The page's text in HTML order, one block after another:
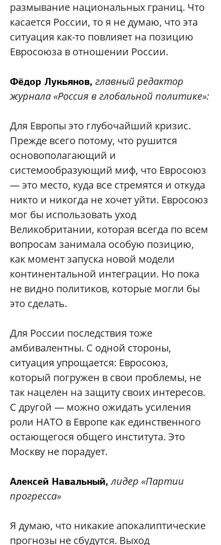
размывание национальных границ. Что
касается России, то я не думаю, что эта
ситуация как-то повлияет на позицию
Евросоюза в отношении России.
Фёдор Лукьянов, главный редактор
журнала «Россия в глобальной политике»:
Для Европы это глубочайший кризис.
Прежде всего потому, что рушится
основополагающий и
системообразующий миф, что Евросоюз
— это место, куда все стремятся и откуда
никто и никогда не хочет уйти. Евросоюз
мог бы использовать уход
Великобритании, которая всегда по всем
вопросам занимала особую позицию,
как момент запуска новой модели
континентальной интеграции. Но пока
не видно политиков, которые могли бы
это сделать.
Для России последствия тоже
амбивалентны. С одной стороны,
ситуация упрощается: Евросоюз,
который погружен в свои проблемы, не
так нацелен на защиту своих интересов.
С другой — можно ожидать усиления
роли НАТО в Европе как единственного
остающегося общего института. Это
Москву не порадует.
Алексей Навальный,лидер «Партии
прогресса»
Я думаю, что никакие апокалиптические
прогнозы не сбудутся. Выход